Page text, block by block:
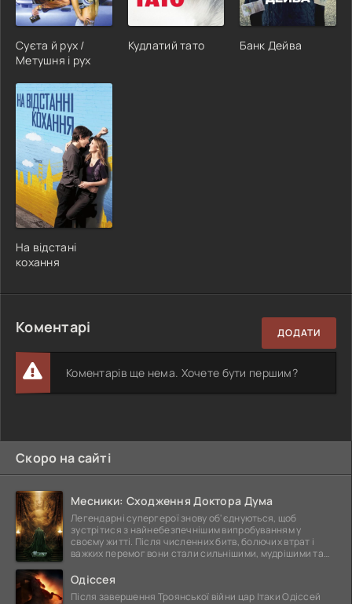
Суєта й рух /
Метушня і рух
Кудлатий тато Банк Дейва
На відстані
кохання
Коментарі ДОДАТИ
Коментарів ще нема. Хочете бути першим?
Скоро на сайті
Месники: Сходження Доктора Дума
Легендарні супергерої знову об'єднуються, щоб
зустрітися з найнебезпечнішим випробуванням у
своєму житті. Після численних битв, болючих втрат і
важких перемог вони стали сильнішими, мудрішими та
Одіссея
Після завершення Троянської війни цар Ітаки Одіссей